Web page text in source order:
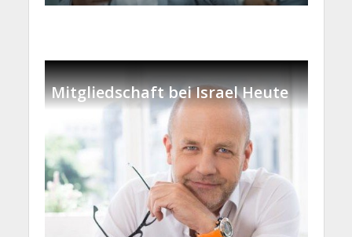
Mitgliedschaft bei Israel Heute